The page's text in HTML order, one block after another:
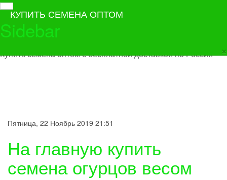
Sidebar
×
КУПИТЬ СЕМЕНА ОПТОМ
Купить семена оптом с бесплатной доставкой по России
Пятница, 22 Ноябрь 2019 21:51
На главную купить
семена огурцов весом